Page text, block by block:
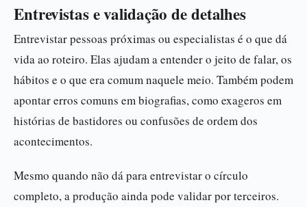
Entrevistas e validação de detalhes
Entrevistar pessoas próximas ou especialistas é o que dá
vida ao roteiro. Elas ajudam a entender o jeito de falar, os
hábitos e o que era comum naquele meio. Também podem
apontar erros comuns em biografias, como exageros em
histórias de bastidores ou confusões de ordem dos
acontecimentos.
Mesmo quando não dá para entrevistar o círculo
completo, a produção ainda pode validar por terceiros.